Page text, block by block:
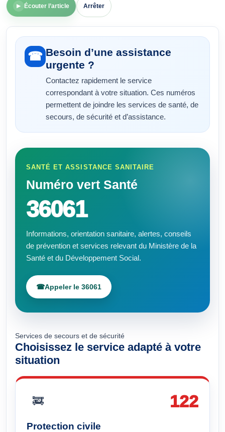
▶ Écouter l’article Arrêter
☎ Besoin d’une assistance
urgente ?
Contactez rapidement le service
correspondant à votre situation. Ces numéros
permettent de joindre les services de santé, de
secours, de sécurité et d’assistance.
SANTÉ ET ASSISTANCE SANITAIRE
Numéro vert Santé
36061
Informations, orientation sanitaire, alertes, conseils
de prévention et services relevant du Ministère de la
Santé et du Développement Social.
☎Appeler le 36061
Services de secours et de sécurité
Choisissez le service adapté à votre
situation
🚒 122
Protection civile